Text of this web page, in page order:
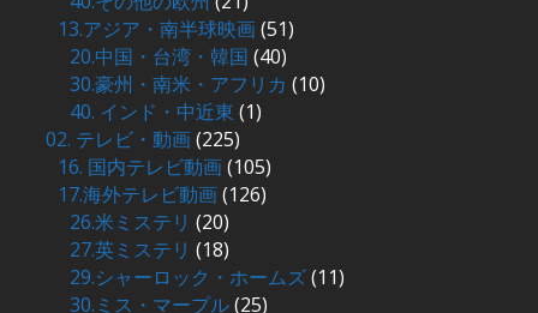
13.アジア・南半球映画(51)
20.中国・台湾・韓国 (40)
30.豪州・南米・アフリカ (10)
40. インド・中近東 (1)
02. テレビ・動画(225)
16. 国内テレビ動画(105)
17.海外テレビ動画(126)
26.米ミステリ (20)
27.英ミステリ (18)
29.シャーロック・ホームズ(11)
30.ミス・マープル(25)